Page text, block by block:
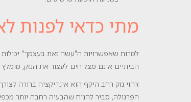
מתי כדאי לפנות
למרות שאפשרויות ה"עשה זאת בעצמך"
הביתיים אינם מצליחים לעצור את הנזק,
זיהוי נזק רחב היקף הוא אינדיקציה ברורה
הפרגולה, סביר להניח שהבעיה רחבה יותר